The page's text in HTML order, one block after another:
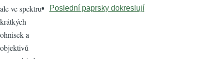
ale ve spektru
krátkých
ohnisek a
objektivů
Poslední paprsky dokreslují